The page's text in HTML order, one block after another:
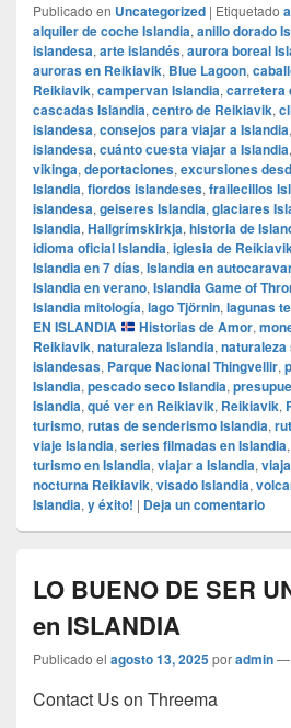
Publicado en Uncategorized | Etiquetado
alquiler de coche Islandia, anillo dorado
islandesa, arte islandés, aurora boreal
auroras en Reikiavik, Blue Lagoon,
Reikiavik, campervan Islandia, carretera
cascadas Islandia, centro de Reikiavik,
islandesa, consejos para viajar a Islandia,
islandesa, cuánto cuesta viajar a Islandia,
vikinga, deportaciones, excursiones
Islandia, fiordos islandeses, frailecillos
islandesa, geiseres Islandia, glaciares
Islandia, Hallgrímskirkja, historia de
idioma oficial Islandia, iglesia de
Islandia en 7 días, Islandia en
Islandia en verano, Islandia Game of
Islandia mitología, lago Tjörnin, lagunas
EN ISLANDIA
Historias de Amor,
Reikiavik, naturaleza Islandia, naturaleza
islandesas, Parque Nacional Thingvellir,
Islandia, pescado seco Islandia,
Islandia, qué ver en Reikiavik, Reikiavik,
turismo, rutas de senderismo Islandia,
viaje Islandia, series filmadas en Islandia,
turismo en Islandia, viajar a Islandia,
nocturna Reikiavik, visado Islandia,
Islandia, y éxito! | Deja un comentario
LO BUENO DE SER
en ISLANDIA
Publicado el agosto 13, 2025poradmin—
Contact Us on Threema